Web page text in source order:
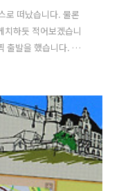
로 떠났습니다. 물론
치하듯 적어보겠습니
발을 했습니다. 처음
더군요. 그래서 갤럭
을 필요는 없었으니까
면 그 때 어떻게 했더
다. 펜 굵기는 얇게 해
노트를 들고 있으니 사
에 화질이 약간 낮은